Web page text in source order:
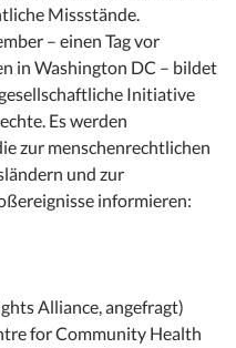
Missstände.
– einen Tag vor
in Washington DC – bildet
Initiative
Es werden
zur menschenrechtlichen
und zur
informieren:
Alliance, angefragt)
for Community Health